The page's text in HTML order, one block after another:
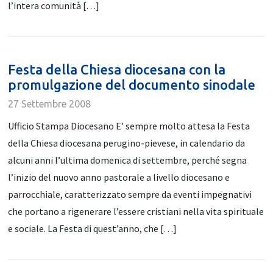
l’intera comunità […]
Festa della Chiesa diocesana con la
promulgazione del documento sinodale
27 Settembre 2008
Ufficio Stampa Diocesano E’ sempre molto attesa la Festa
della Chiesa diocesana perugino-pievese, in calendario da
alcuni anni l’ultima domenica di settembre, perché segna
l’inizio del nuovo anno pastorale a livello diocesano e
parrocchiale, caratterizzato sempre da eventi impegnativi
che portano a rigenerare l’essere cristiani nella vita spirituale
e sociale. La Festa di quest’anno, che […]